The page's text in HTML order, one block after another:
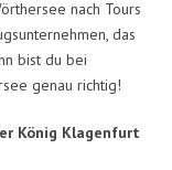
nach Tours
das
bist du bei
genau richtig!
König Klagenfurt